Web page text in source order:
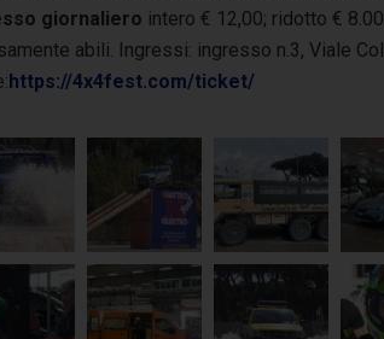
giornaliero intero € 12,00; ridotto €
abili. Ingressi: ingresso n.3, Viale
https://4x4fest.com/ticket/